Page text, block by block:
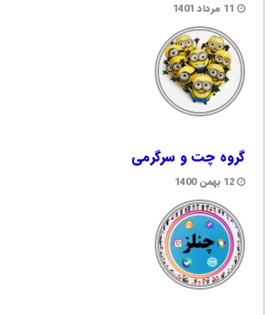
11 مرداد 1401
گروه چت و سرگرمی
12 بهمن 1400